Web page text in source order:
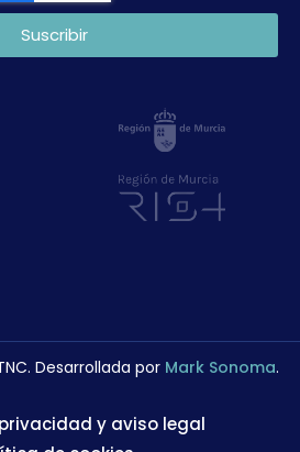
Suscribir
Desarrollada por Mark Sonoma.
y aviso legal